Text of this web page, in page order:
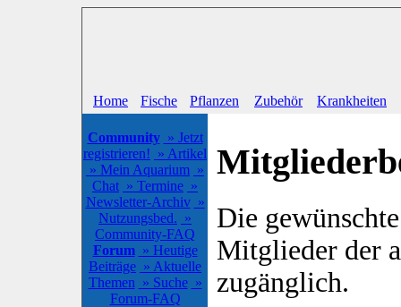
Home Fische Pflanzen Zubehör Krankheiten
Community » Jetzt
registrieren! » Artikel
» Mein Aquarium »
Chat » Termine »
Newsletter-Archiv »
Nutzungsbed. »
Community-FAQ
Forum » Heutige
Beiträge » Aktuelle
Themen » Suche »
Forum-FAQ
Die
Mitglieder der
zugänglich.